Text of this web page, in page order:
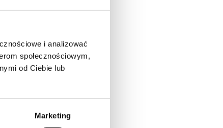
i analizować
społecznościowym,
od Ciebie lub
Marketing